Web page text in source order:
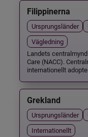
Filippinerna
Ursprungsländer
Vägledning
Landets
Care (NACC).
internationellt
Grekland
Ursprungsländer
Internationellt